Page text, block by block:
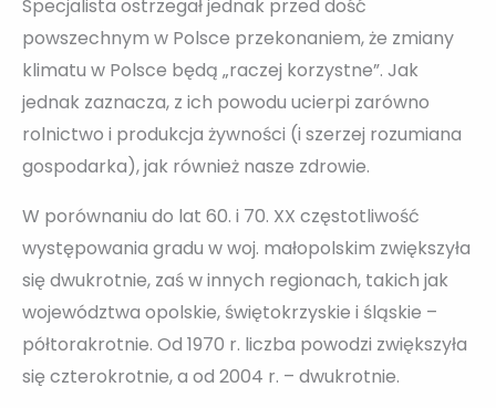
Specjalista ostrzegał jednak przed dość
powszechnym w Polsce przekonaniem, że zmiany
klimatu w Polsce będą „raczej korzystne”. Jak
jednak zaznacza, z ich powodu ucierpi zarówno
rolnictwo i produkcja żywności (i szerzej rozumiana
gospodarka), jak również nasze zdrowie.
W porównaniu do lat 60. i 70. XX częstotliwość
występowania gradu w woj. małopolskim zwiększyła
się dwukrotnie, zaś w innych regionach, takich jak
województwa opolskie, świętokrzyskie i śląskie –
półtorakrotnie. Od 1970 r. liczba powodzi zwiększyła
się czterokrotnie, a od 2004 r. – dwukrotnie.